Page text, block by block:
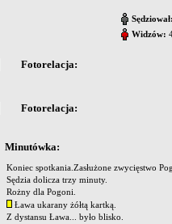
Sędziował:
Widzów:
Fotorelacja:
Fotorelacja:
Minutówka:
Koniec spotkania.Zasłużone zwycięstwo
Sędzia dolicza trzy minuty.
Rożny dla Pogoni.
Ława ukarany żółtą kartką.
Z dystansu Ława... było blisko.